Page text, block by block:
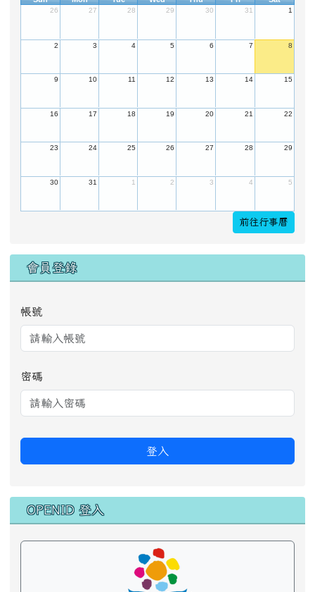
26 27 28 29 30 31 1
2 3 4 5 6 7 8
9 10 11 12 13 14 15
16 17 18 19 20 21 22
23 24 25 26 27 28 29
30 31 1 2 3 4 5
前往行事曆
會員登錄
帳號
密碼
登入
OPENID 登入